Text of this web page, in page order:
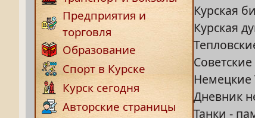
Предприятия и
торговля
Образование
Спорт в Курске
Курск сегодня
Авторские страницы
Курская
Курская
Немецкие
Дневник
Танки -